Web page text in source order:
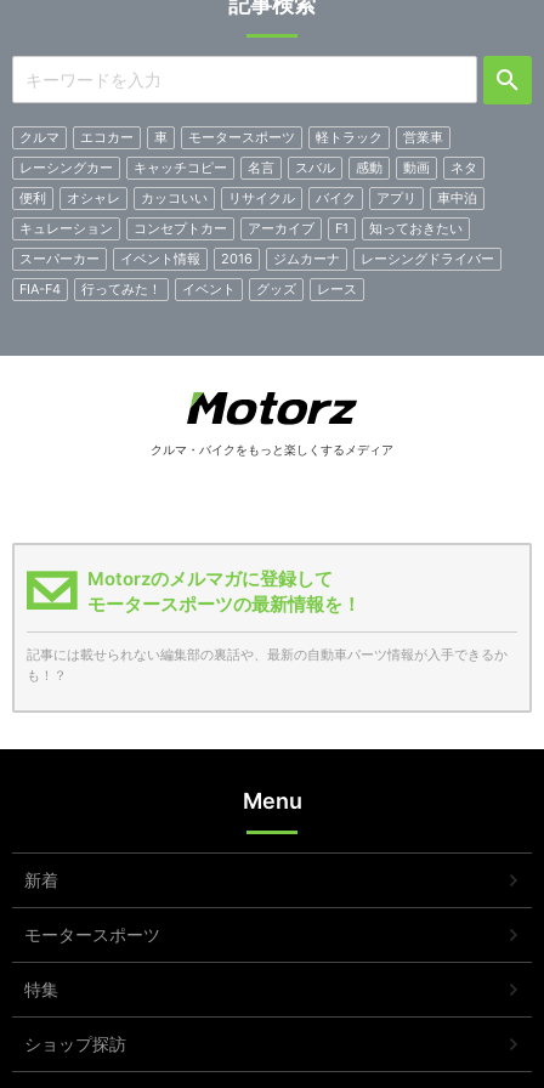
クルマ エコカー 車 モータースポーツ 軽トラック
営業車
レーシングカー
キャッチコピー 名言 スバル 感動 動画
ネタ
便利
オシャレ カッコいい リサイクル バイク アプリ
車中泊
キュレーション
コンセプトカー アーカイブ F1
知っておきたい
スーパーカー
イベント情報 2016 ジムカーナ
レーシングドライバー
FIA-F4
行ってみた！ イベント グッズ レース
クルマ・バイクをもっと楽しくするメディア
Motorzのメルマガに登録して
モータースポーツの最新情報を！
記事には載せられない編集部の裏話や、最新の自動車パーツ情報が入手できるか
も！？
Menu
新着
モータースポーツ
特集
ショップ探訪